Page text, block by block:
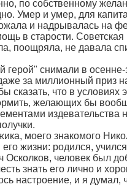
по собственному
Умер и умер, для
и надрывалась на
в старости.
поощряла, не давала
герой" снимали в
за миллионный приз
сказать, что в условиях
желающих бы
издевательства
моего знакомого
жизни: родился,
Осколков, человек был
знать его лично и
настроение, и я думал,